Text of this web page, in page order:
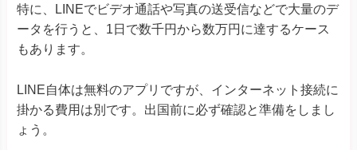
ータを行うと、1日で数千円から数万円に達するケース
もあります。
掛かる費用は別です。出国前に必ず確認と準備をしまし
ょう。